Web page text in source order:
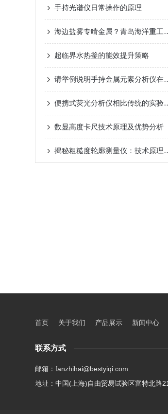
手持光谱仪日常操作的原理
海边盐雾专啃金属？青岛
超临界水热釜的能效提升策略
请举例说明手持金属
便携式荧光分析仪相
数显高度卡尺技术原理及优势分析
揭秘粗糙度轮廓测
首页 关于我们 产品展示 新闻中心
联系方式
邮箱：fanzhihai@bestyiqi.com
地址：中国(上海)自由贸易试验区富特北路